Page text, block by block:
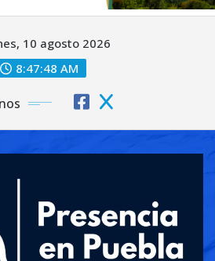
10 agosto 2026
8:47:50 AM